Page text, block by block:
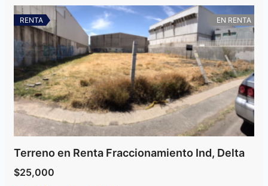
RENTA EN RENTA
Terreno en Renta Fraccionamiento Ind, Delta
$25,000